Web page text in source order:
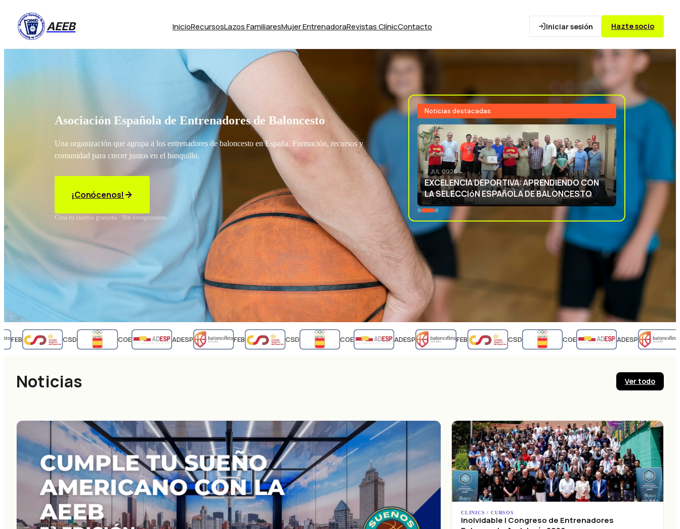
AEEB InicioRecursosLazos FamiliaresMujer EntrenadoraRevistas ClínicContacto Iniciar sesión Hazte socio
Asociación Española de Entrenadores de Baloncesto
Una organización que agrupa a los entrenadores de baloncesto en España. Formación, recursos y
comunidad para crecer juntos en el banquillo.
¡Conócenos!
Crea tu cuenta gratuita · Sin compromiso
Noticias destacadas
3 JUL 2026
EXCELENCIA DEPORTIVA: APRENDIENDO CON
LA SELECCIóN ESPAñOLA DE BALONCESTO
FEB CSD COE ADESP FEB CSD COE ADESP FEB CSD COE ADESP
Noticias Ver todo
CLINICS / CURSOS
Inolvidable I Congreso de Entrenadores